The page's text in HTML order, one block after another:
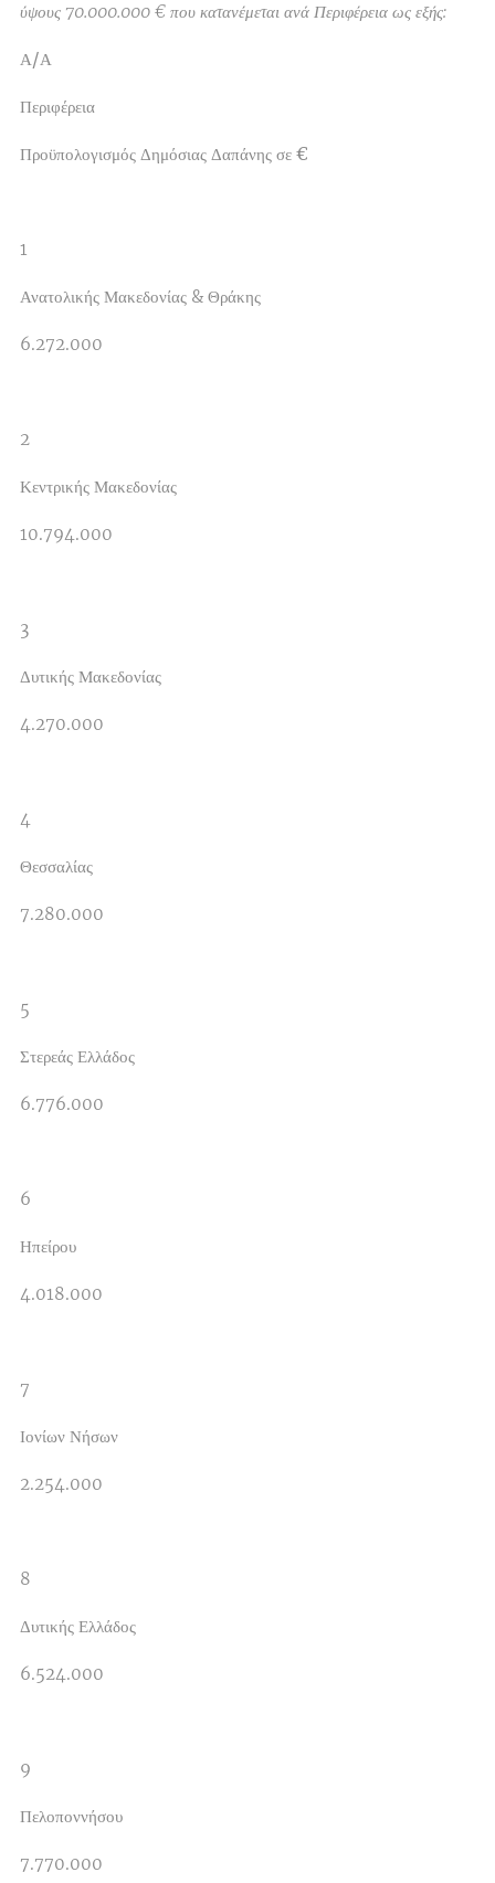
ύψους 70.000.000 € που κατανέμεται ανά Περιφέρεια ως εξής:
Α/Α
Περιφέρεια
Προϋπολογισμός Δημόσιας Δαπάνης σε €
1
Ανατολικής Μακεδονίας & Θράκης
6.272.000
2
Κεντρικής Μακεδονίας
10.794.000
3
Δυτικής Μακεδονίας
4.270.000
4
Θεσσαλίας
7.280.000
5
Στερεάς Ελλάδος
6.776.000
6
Ηπείρου
4.018.000
7
Ιονίων Νήσων
2.254.000
8
Δυτικής Ελλάδος
6.524.000
9
Πελοποννήσου
7.770.000